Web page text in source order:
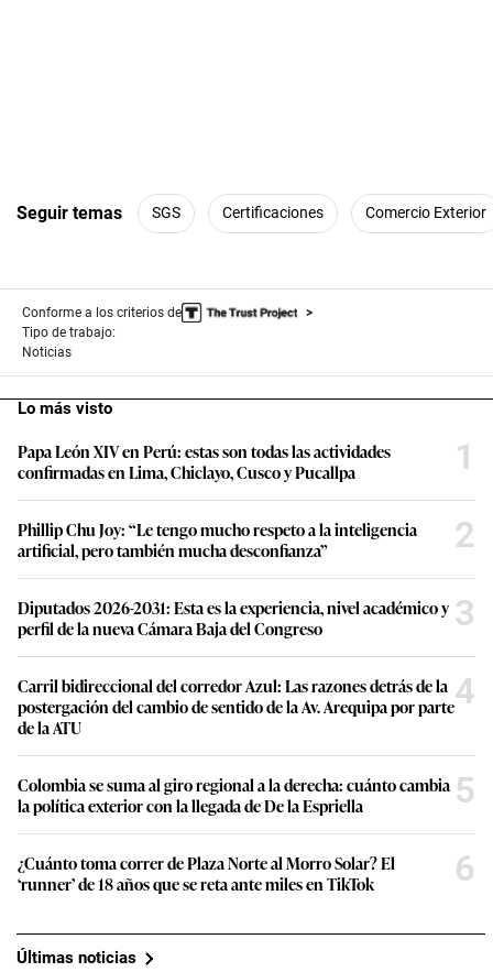
Seguir temas SGS Certificaciones Comercio Exterior
Conforme a los criterios de
Tipo de trabajo:
Noticias
Lo más visto
Papa León XIV en Perú: estas son todas las actividades
confirmadas en Lima, Chiclayo, Cusco y Pucallpa
1
Phillip Chu Joy: “Le tengo mucho respeto a la inteligencia
artificial, pero también mucha desconfianza”
2
Diputados 2026-2031: Esta es la experiencia, nivel académico y
perfil de la nueva Cámara Baja del Congreso
3
Carril bidireccional del corredor Azul: Las razones detrás de la
postergación del cambio de sentido de la Av. Arequipa por parte
de la ATU
4
Colombia se suma al giro regional a la derecha: cuánto cambia
la política exterior con la llegada de De la Espriella
5
¿Cuánto toma correr de Plaza Norte al Morro Solar? El
‘runner’ de 18 años que se reta ante miles en TikTok
6
Últimas noticias